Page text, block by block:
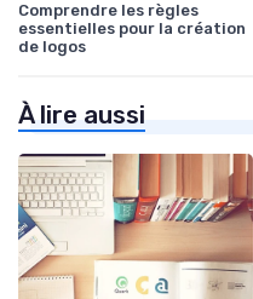
Comprendre les règles
essentielles pour la création
de logos
À lire aussi